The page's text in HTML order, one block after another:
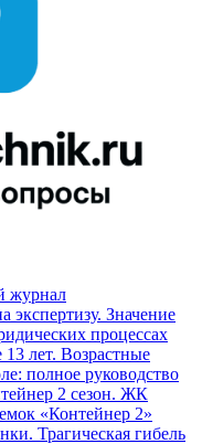
журнал
экспертизу. Значение
процессах
лет. Возрастные
полное руководство
2 сезон. ЖК
«Контейнер 2»
Трагическая гибель